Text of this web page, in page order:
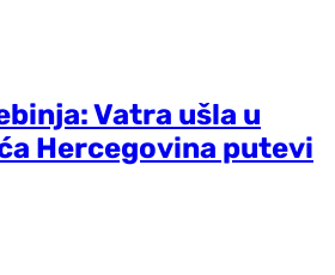
Vatra ušla u
Hercegovina putevi